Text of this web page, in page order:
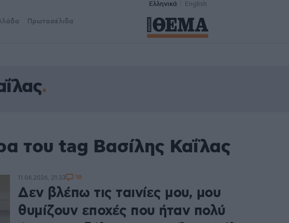
Ελληνικά English
Πρωτοσέλιδα
του tag Βασίλης Καΐλας
Δεν βλέπω τις ταινίες μου, μου
θυμίζουν εποχές που ήταν πολύ
11.06.2026, 21:33 18